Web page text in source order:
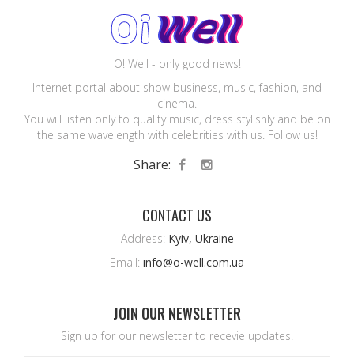
O! Well - only good news!
Internet portal about show business, music, fashion, and
cinema.
You will listen only to quality music, dress stylishly and be on
the same wavelength with celebrities with us. Follow us!
Share:
CONTACT US
Address: Kyiv, Ukraine
Email: info@o-well.com.ua
JOIN OUR NEWSLETTER
Sign up for our newsletter to recevie updates.